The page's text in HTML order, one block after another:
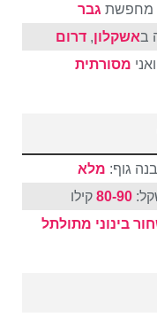
מחפשת גבר
באשקלון, דרום
ואני מסורתית
גוף: מלא
80-90 קילו
בינוני מתולתל